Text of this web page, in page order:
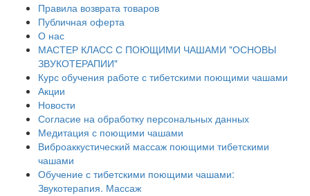
Правила возврата товаров
Публичная оферта
О нас
МАСТЕР КЛАСС С ПОЮЩИМИ ЧАШАМИ "ОСНОВЫ
ЗВУКОТЕРАПИИ"
Курс обучения работе с тибетскими поющими чашами
Акции
Новости
Согласие на обработку персональных данных
Медитация с поющими чашами
Виброаккустический массаж поющими тибетскими
чашами
Обучение с тибетскими поющими чашами:
Звукотерапия. Массаж